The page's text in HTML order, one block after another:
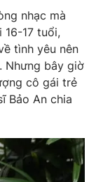
nhạc mà
17 tuổi,
tình yêu nên
Nhưng bây giờ
cô gái trẻ
Bảo An chia